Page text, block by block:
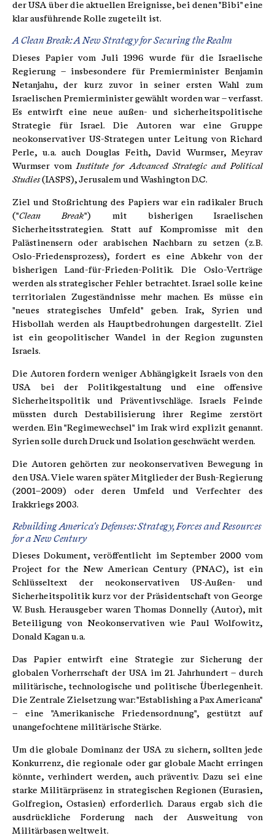
der USA über die aktuellen Ereignisse, bei denen "Bibi" eine
klar ausführende Rolle zugeteilt ist.
A Clean Break: A New Strategy for Securing the Realm
Dieses Papier vom Juli 1996 wurde für die Israelische
Regierung – insbesondere für Premierminister Benjamin
Netanjahu, der kurz zuvor in seiner ersten Wahl zum
Israelischen Premierminister gewählt worden war – verfasst.
Es entwirft eine neue außen- und sicherheitspolitische
Strategie für Israel. Die Autoren war eine Gruppe
neokonservativer US-Strategen unter Leitung von Richard
Perle, u. a. auch Douglas Feith, David Wurmser, Meyrav
Wurmser vom Institute for Advanced Strategic and Political
Studies(IASPS), Jerusalem und Washington D.C.
Ziel und Stoßrichtung des Papiers war ein radikaler Bruch
("Clean Break") mit bisherigen Israelischen
Sicherheitsstrategien. Statt auf Kompromisse mit den
Palästinensern oder arabischen Nachbarn zu setzen (z. B.
Oslo-Friedensprozess), fordert es eine Abkehr von der
bisherigen Land-für-Frieden-Politik. Die Oslo-Verträge
werden als strategischer Fehler betrachtet. Israel solle keine
territorialen Zugeständnisse mehr machen. Es müsse ein
"neues strategisches Umfeld" geben. Irak, Syrien und
Hisbollah werden als Hauptbedrohungen dargestellt. Ziel
ist ein geopolitischer Wandel in der Region zugunsten
Israels.
Die Autoren fordern weniger Abhängigkeit Israels von den
USA bei der Politikgestaltung und eine offensive
Sicherheitspolitik und Präventivschläge. Israels Feinde
müssten durch Destabilisierung ihrer Regime zerstört
werden. Ein "Regimewechsel" im Irak wird explizit genannt.
Syrien solle durch Druck und Isolation geschwächt werden.
Die Autoren gehörten zur neokonservativen Bewegung in
den USA. Viele waren später Mitglieder der Bush-Regierung
(2001–2009) oder deren Umfeld und Verfechter des
Irakkriegs 2003.
Rebuilding America's Defenses: Strategy, Forces and Resources
for a New Century
Dieses Dokument, veröffentlicht im September 2000 vom
Project for the New American Century (PNAC), ist ein
Schlüsseltext der neokonservativen US-Außen- und
Sicherheitspolitik kurz vor der Präsidentschaft von George
W. Bush. Herausgeber waren Thomas Donnelly (Autor), mit
Beteiligung von Neokonservativen wie Paul Wolfowitz,
Donald Kagan u. a.
Das Papier entwirft eine Strategie zur Sicherung der
globalen Vorherrschaft der USA im 21. Jahrhundert – durch
militärische, technologische und politische Überlegenheit.
Die Zentrale Zielsetzung war: "Establishing a Pax Americana"
– eine "Amerikanische Friedensordnung", gestützt auf
unangefochtene militärische Stärke.
Um die globale Dominanz der USA zu sichern, sollten jede
Konkurrenz, die regionale oder gar globale Macht erringen
könnte, verhindert werden, auch präventiv. Dazu sei eine
starke Militärpräsenz in strategischen Regionen (Eurasien,
Golfregion, Ostasien) erforderlich. Daraus ergab sich die
ausdrückliche Forderung nach der Ausweitung von
Militärbasen weltweit.